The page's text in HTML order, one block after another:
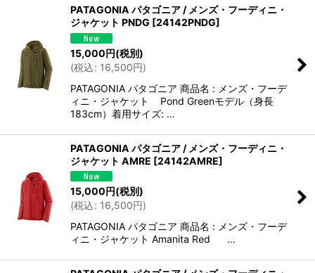
PATAGONIA パタゴニア / メンズ・フーディニ・
ジャケット PNDG [24142PNDG]
15,000円(税別)
(税込: 16,500円)
PATAGONIA パタゴニア 商品名 : メンズ・フーデ
ィニ・ジャケット Pond Greenモデル（身長
183cm）着用サイズ: …
PATAGONIA パタゴニア / メンズ・フーディニ・
ジャケット AMRE [24142AMRE]
15,000 円(税別)
(税込: 16,500円)
PATAGONIA パタゴニア 商品名 : メンズ・フーデ
ィニ・ジャケット Amanita Red …